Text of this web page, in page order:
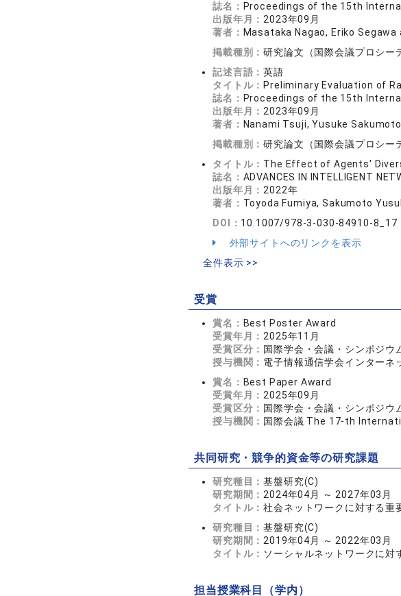
誌名： Proceedings of the 15th
出版年月： 2023年09月
著者： Masataka Nagao, Eriko
掲載種別：研究論文（国際会議プロシー
記述言語：英語
タイトル： Preliminary Evaluation of
誌名： Proceedings of the 15th
出版年月： 2023年09月
著者： Nanami Tsuji, Yusuke
掲載種別：研究論文（国際会議プロシー
タイトル： The Effect of Agents'
誌名： ADVANCES IN INTELLIGENT
出版年月： 2022年
著者： Toyoda Fumiya, Sakumoto
DOI： 10.1007/978-3-030-84910-8_17
外部サイトへのリンクを表示
全件表示 >>
受賞
賞名： Best Poster Award
受賞年月： 2025年11月
受賞区分： 国際学会・会議・シンポジウ
授与機関： 電子情報通信学会インターネ
賞名： Best Paper Award
受賞年月： 2025年09月
受賞区分： 国際学会・会議・シンポジウ
授与機関： 国際会議 The 17-th
共同研究・競争的資金等の研究課題
研究種目：基盤研究(C)
研究期間： 2024年04月 ～ 2027年03月
タイトル：社会ネットワークに対する重
研究種目：基盤研究(C)
研究期間： 2019年04月 ～ 2022年03月
タイトル： ソーシャルネットワークに対
担当授業科目（学内）